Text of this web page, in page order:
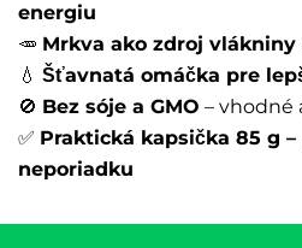
energiu
🥕 Mrkva ako zdroj
💧 Šťavnatá omáčka pre
🚫 Bez sóje a GMO – vhodné
✅ Praktická kapsička 85 g
neporiadku